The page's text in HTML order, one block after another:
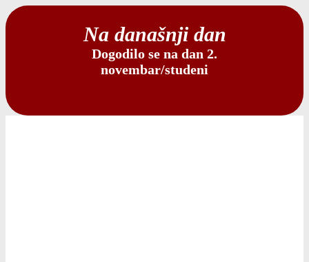
Na današnji dan
Dogodilo se na dan 2.
novembar/studeni